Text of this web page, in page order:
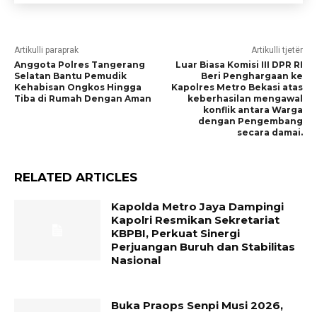
Artikulli paraprak
Anggota Polres Tangerang
Selatan Bantu Pemudik
Kehabisan Ongkos Hingga
Tiba di Rumah Dengan Aman
Artikulli tjetër
Luar Biasa Komisi III DPR RI
Beri Penghargaan ke
Kapolres Metro Bekasi atas
keberhasilan mengawal
konflik antara Warga
dengan Pengembang
secara damai.
RELATED ARTICLES
Kapolda Metro Jaya Dampingi
Kapolri Resmikan Sekretariat
KBPBI, Perkuat Sinergi
Perjuangan Buruh dan Stabilitas
Nasional
Buka Praops Senpi Musi 2026,